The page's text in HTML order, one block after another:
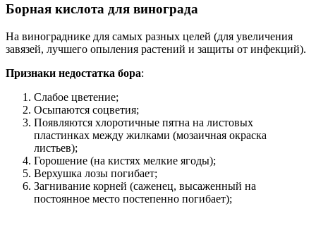
Борная кислота для винограда
На винограднике для самых разных целей (для увеличения
завязей, лучшего опыления растений и защиты от инфекций).
Признаки недостатка бора:
Слабое цветение;
Осыпаются соцветия;
Появляются хлоротичные пятна на листовых
пластинках между жилками (мозаичная окраска
листьев);
Горошение (на кистях мелкие ягоды);
Верхушка лозы погибает;
Загнивание корней (саженец, высаженный на
постоянное место постепенно погибает);